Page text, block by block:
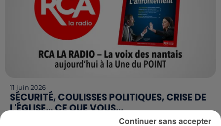
11 juin 2026
SÉCURITÉ, COULISSES POLITIQUES, CRISE DE
L'ÉGLISE… CE QUE VOUS...
Ce jeudi 11 juin, le magazine Le Point publie une
Continuer sans accepter